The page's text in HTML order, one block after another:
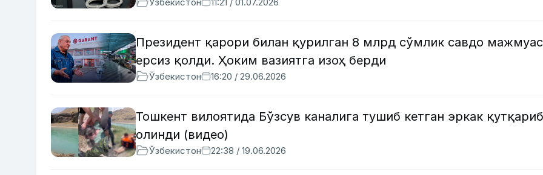
Президент қарори билан қурилган 8 млрд сўмлик савдо
ерсиз қолди. Ҳоким вазиятга изоҳ берди
Ўзбекистон 16:20 / 29.06.2026
Тошкент вилоятида Бўзсув каналига тушиб кетган эркак қутқариб
олинди (видео)
Ўзбекистон 22:38 / 19.06.2026